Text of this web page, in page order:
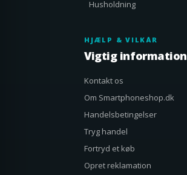
Husholdning
HJÆLP & VILKÅR
Vigtig information
Kontakt os
Om Smartphoneshop.dk
Handelsbetingelser
Tryg handel
Fortryd et køb
Opret reklamation